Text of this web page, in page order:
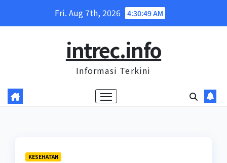
Fri. Aug 7th, 2026 4:30:50 AM
intrec.info
Informasi Terkini
KESEHATAN